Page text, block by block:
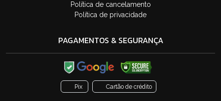
Política de cancelamento
Política de privacidade
PAGAMENTOS & SEGURANÇA
Pix Cartão de crédito